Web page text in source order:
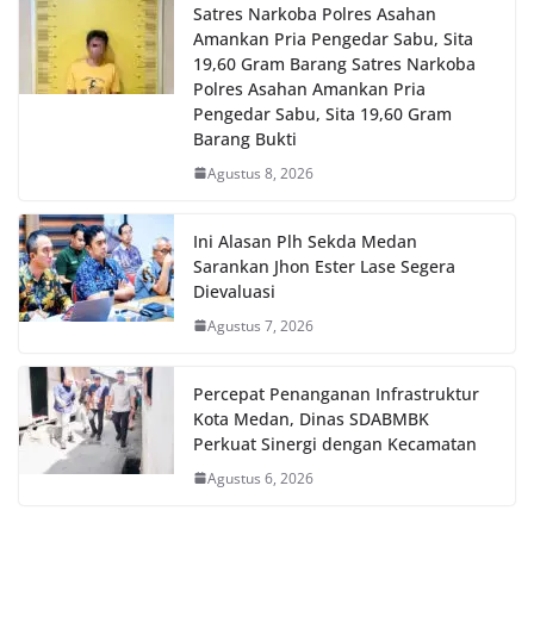
Satres Narkoba Polres Asahan
Amankan Pria Pengedar Sabu, Sita
19,60 Gram Barang Satres Narkoba
Polres Asahan Amankan Pria
Pengedar Sabu, Sita 19,60 Gram
Barang Bukti
Agustus 8, 2026
Ini Alasan Plh Sekda Medan
Sarankan Jhon Ester Lase Segera
Dievaluasi
Agustus 7, 2026
Percepat Penanganan Infrastruktur
Kota Medan, Dinas SDABMBK
Perkuat Sinergi dengan Kecamatan
Agustus 6, 2026